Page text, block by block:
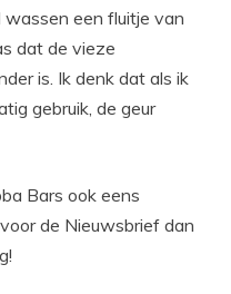
wassen een fluitje van
dat de vieze
is. Ik denk dat als ik
gebruik, de geur
Bars ook eens
de Nieuwsbrief dan